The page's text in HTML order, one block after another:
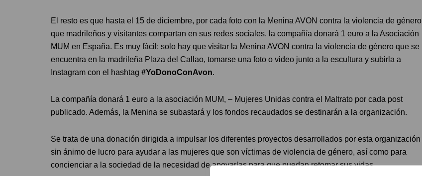
El resto es que hasta el 15 de diciembre, por cada foto con la Menina AVON contra la violencia de género
que madrileños y visitantes compartan en sus redes sociales, la compañía donará 1 euro a la Asociación
MUM en España. Es muy fácil: solo hay que visitar la Menina AVON contra la violencia de género que se
encuentra en la madrileña Plaza del Callao, tomarse una foto o video junto a la escultura y subirla a
Instagram con el hashtag #YoDonoConAvon.
La compañía donará 1 euro a la asociación MUM, – Mujeres Unidas contra el Maltrato por cada post
publicado. Además, la Menina se subastará y los fondos recaudados se destinarán a la organización.
Se trata de una donación dirigida a impulsar los diferentes proyectos desarrollados por esta organización
sin ánimo de lucro para ayudar a las mujeres que son víctimas de violencia de género, así como para
concienciar a la sociedad de la necesidad de apoyarlas para que puedan retomar sus vidas.